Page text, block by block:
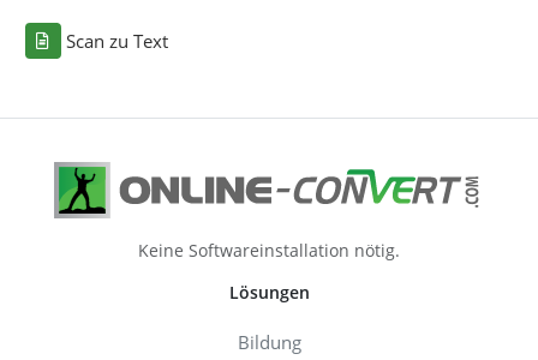
Scan zu Text
Keine Softwareinstallation nötig.
Lösungen
Bildung